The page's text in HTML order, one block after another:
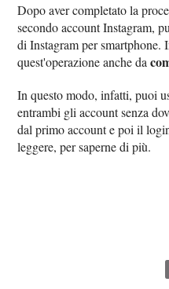
Dopo aver completato la
secondo account Instagram,
di Instagram per smartphone.
quest'operazione anche da
In questo modo, infatti, puoi
entrambi gli account senza
dal primo account e poi il
leggere, per saperne di più.